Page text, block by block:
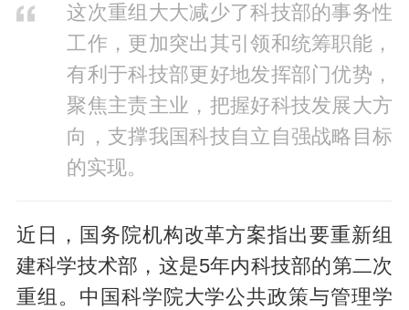
这次重组大大减少了科技部的事务性
工作，更加突出其引领和统筹职能，
有利于科技部更好地发挥部门优势，
聚焦主责主业，把握好科技发展大方
向，支撑我国科技自立自强战略目标
的实现。
近日，国务院机构改革方案指出要重新组
建科学技术部，这是5年内科技部的第二次
重组。中国科学院大学公共政策与管理学